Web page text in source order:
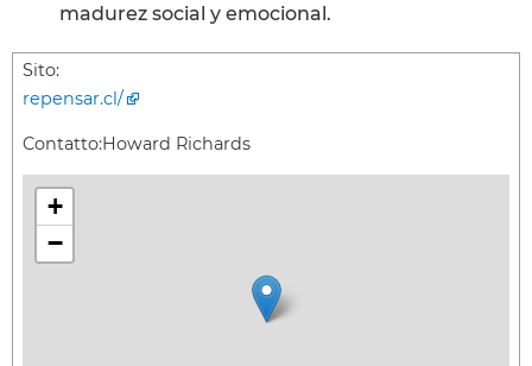
madurez social y emocional.
Sito:
repensar.cl/
Contatto:Howard Richards
+
−